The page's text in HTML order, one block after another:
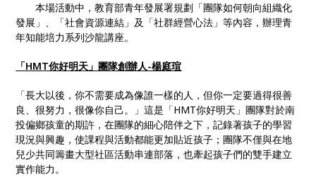
本場活動中，教育部青年發展署規劃「團隊如何朝向組織化
發展」、「社會資源連結」及「社群經營心法」等內容，辦理青
年知能培力系列沙龍講座。
「HMT你好明天」團隊創辦人-楊庭瑄
「長大以後，你不需要成為像誰一樣的人，但你一定要過得很善
良、很努力，很像你自己。」這是「HMT你好明天」團隊對於南
投偏鄉孩童的期許，在團隊的細心陪伴之下，記錄著孩子的學習
現況與興趣，使課程與活動都能更加貼近孩子；團隊不僅與在地
兒少共同籌畫大型社區活動串連部落，也牽起孩子們的雙手建立
實作能力。